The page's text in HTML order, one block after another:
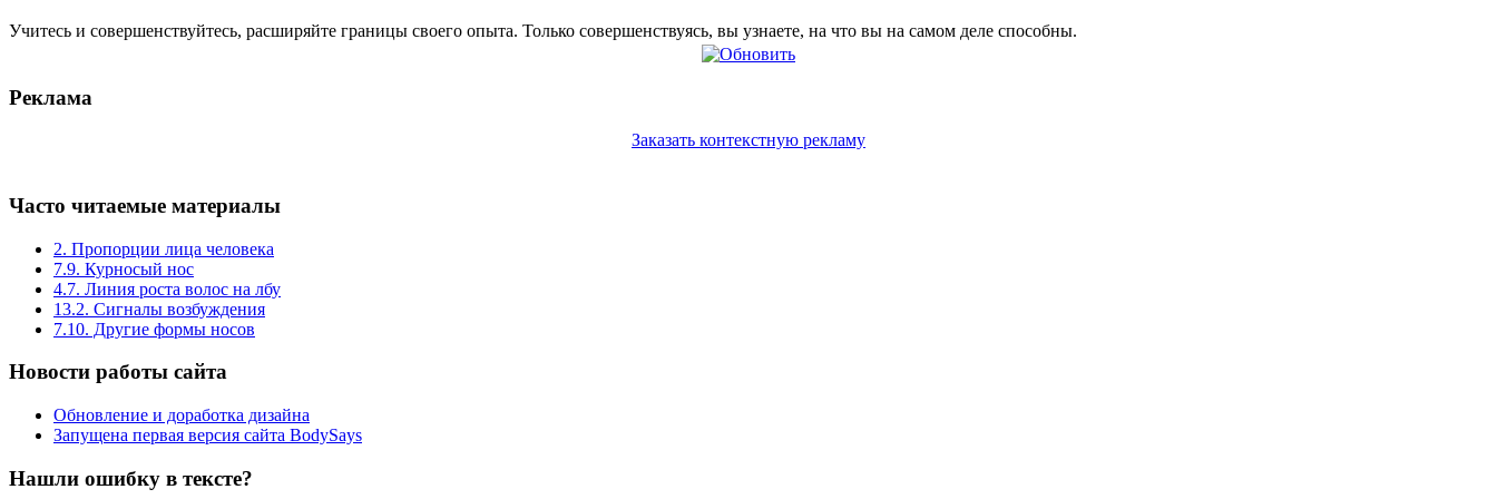
Учитесь и совершенствуйтесь, расширяйте границы своего опыта. Только совершенствуясь, вы узнаете, на что вы на самом деле способны.
Реклама
Заказать контекстную рекламу
Часто читаемые материалы
2. Пропорции лица человека
7.9. Курносый нос
4.7. Линия роста волос на лбу
13.2. Сигналы возбуждения
7.10. Другие формы носов
Новости работы сайта
Обновление и доработка дизайна
Запущена первая версия сайта BodySays
Нашли ошибку в тексте?